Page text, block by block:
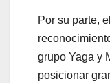
Por su parte,
grupo Yaga y
posicionar